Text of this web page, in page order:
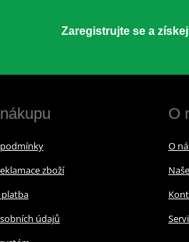
Zaregistrujte se a
zboží
platba
údajů
O
O